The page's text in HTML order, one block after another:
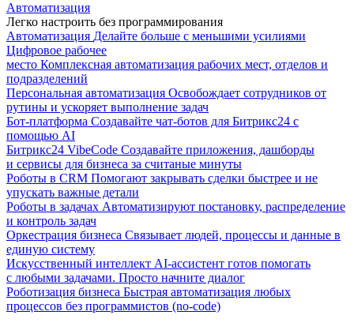
Автоматизация
Легко настроить без программирования
Автоматизация Делайте больше с меньшими усилиями
Цифровое рабочее
место Комплексная автоматизация рабочих мест, отделов и
подразделений
Персональная автоматизация Освобождает сотрудников от
рутины и ускоряет выполнение задач
Бот-платформа Создавайте чат-ботов для Битрикс24 с
помощью AI
Битрикс24 VibeCode Создавайте приложения, дашборды
и сервисы для бизнеса за считаные минуты
Роботы в CRM Помогают закрывать сделки быстрее и не
упускать важные детали
Роботы в задачах Автоматизируют постановку, распределение
и контроль задач
Оркестрация бизнеса Связывает людей, процессы и данные в
единую систему
Искусственный интеллект AI-ассистент готов помогать
с любыми задачами. Просто начните диалог
Роботизация бизнеса Быстрая автоматизация любых
процессов без программистов (no-code)